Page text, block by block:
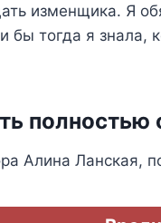
изменщика. Я
бы тогда я знала,
полностью
Алина Ланская,